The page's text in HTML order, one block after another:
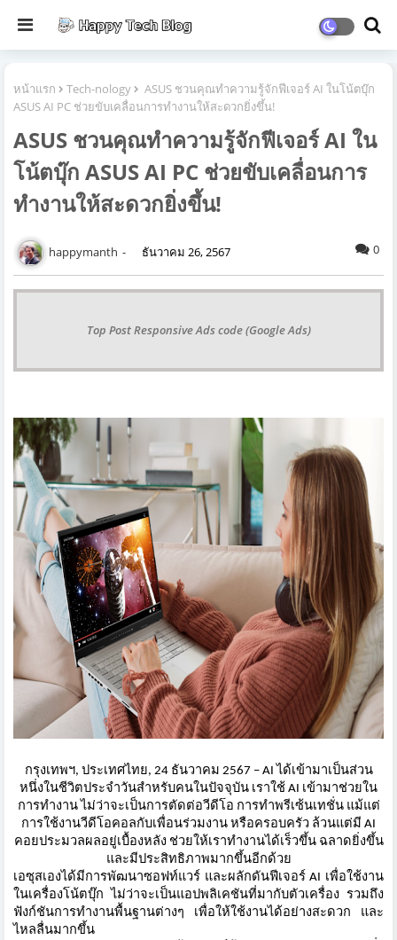
หน้าแรก Tech-nology
ASUS ชวนคุณทำความรู้จักฟีเจอร์ AI ในโน้ตบุ๊ก
ASUS AI PC ช่วยขับเคลื่อนการทำงานให้สะดวกยิ่งขึ้น!
ASUS ชวนคุณทำความรู้จักฟีเจอร์ AI ใน
โน้ตบุ๊ก ASUS AI PC ช่วยขับเคลื่อนการ
ทำงานให้สะดวกยิ่งขึ้น!
happymanth ธันวาคม 26, 2567 0
Top Post Responsive Ads code (Google Ads)
กรุงเทพฯ, ประเทศไทย, 24 ธันวาคม 2567 – AI ได้เข้ามาเป็นส่วน
หนึ่งในชีวิตประจำวันสำหรับคนในปัจจุบัน เราใช้ AI เข้ามาช่วยใน
การทำงาน ไม่ว่าจะเป็นการตัดต่อวีดีโอ การทำพรีเซ้นเทชั่น แม้แต่
การใช้งานวีดีโอคอลกับเพื่อนร่วมงาน หรือครอบครัว ล้วนแต่มี AI
คอยประมวลผลอยู่เบื้องหลัง ช่วยให้เราทำงานได้เร็วขึ้น ฉลาดยิ่งขึ้น
และมีประสิทธิภาพมากขึ้นอีกด้วย
เอซุสเองได้มีการพัฒนาซอฟท์แวร์ และผลักดันฟีเจอร์ AI เพื่อใช้งาน
ในเครื่องโน้ตบุ๊ก ไม่ว่าจะเป็นแอปพลิเคชันที่มากับตัวเครื่อง รวมถึง
ฟังก์ชันการทำงานพื้นฐานต่างๆ เพื่อให้ใช้งานได้อย่างสะดวก และ
ไหลลื่นมากขึ้น